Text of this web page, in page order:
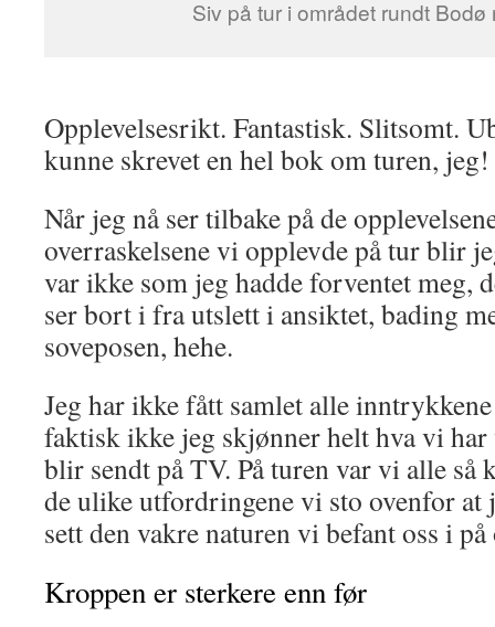
Siv på tur i området rundt Bodø
Opplevelsesrikt. Fantastisk. Slitsomt.
kunne skrevet en hel bok om turen, jeg!
Når jeg nå ser tilbake på de
overraskelsene vi opplevde på tur blir
var ikke som jeg hadde forventet meg,
ser bort i fra utslett i ansiktet, bading
soveposen, hehe.
Jeg har ikke fått samlet alle
faktisk ikke jeg skjønner helt hva vi
blir sendt på TV. På turen var vi alle så
de ulike utfordringene vi sto ovenfor
sett den vakre naturen vi befant oss i
Kroppen er sterkere enn før